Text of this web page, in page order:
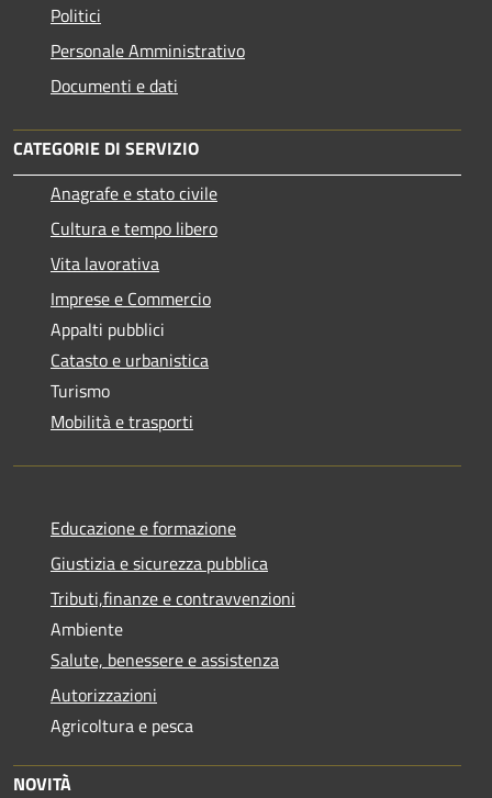
Politici
Personale Amministrativo
Documenti e dati
CATEGORIE DI SERVIZIO
Anagrafe e stato civile
Cultura e tempo libero
Vita lavorativa
Imprese e Commercio
Appalti pubblici
Catasto e urbanistica
Turismo
Mobilità e trasporti
Educazione e formazione
Giustizia e sicurezza pubblica
Tributi,finanze e contravvenzioni
Ambiente
Salute, benessere e assistenza
Autorizzazioni
Agricoltura e pesca
NOVITÀ